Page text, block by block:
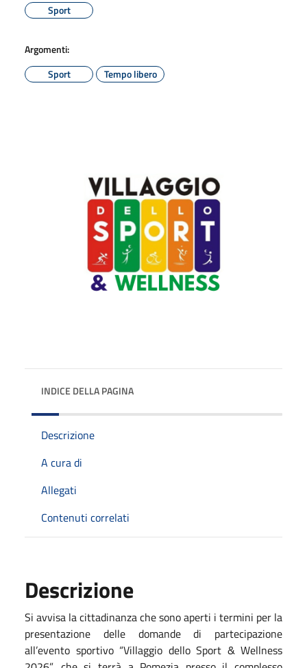
Sport
Argomenti:
Sport
Tempo libero
INDICE DELLA PAGINA
Descrizione
A cura di
Allegati
Contenuti correlati
Descrizione
Si avvisa la cittadinanza che sono aperti i termini per la
presentazione delle domande di partecipazione
all’evento sportivo “Villaggio dello Sport & Wellness